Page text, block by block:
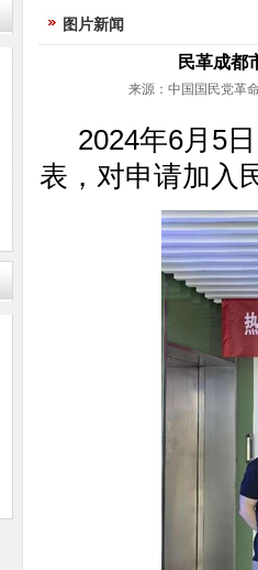
图片新闻
民革成都
来源：中国国民党革
2024年6月5日
表，对申请加入